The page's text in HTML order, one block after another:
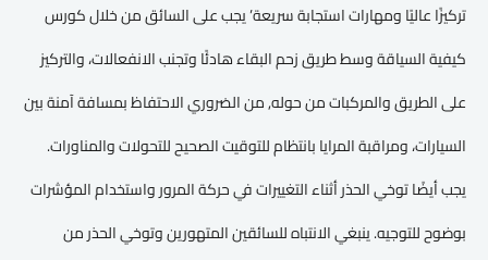
تركيزًا عاليًا ومهارات استجابة سريعة’ يجب على السائق من خلال كورس
كيفية السياقة وسط طريق زحم البقاء هادئًا وتجنب الانفعالات، والتركيز
على الطريق والمركبات من حوله, من الضروري الاحتفاظ بمسافة آمنة بين
السيارات، ومراقبة المرايا بانتظام للتوقيت الصحيح للتحولات والمناورات.
يجب أيضًا توخي الحذر أثناء التغييرات في حركة المرور واستخدام المؤشرات
بوضوح للتوجيه. ينبغي الانتباه للسائقين المتهورين وتوخي الحذر من